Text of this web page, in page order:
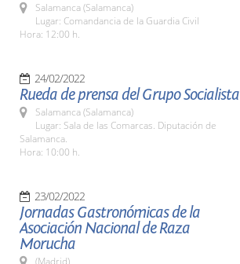
Salamanca (Salamanca)
Lugar: Comandancia de la Guardia Civil
Hora: 12:00 h.
24/02/2022
Rueda de prensa del Grupo Socialista
Salamanca (Salamanca)
Lugar: Sala de las Comarcas. Diputación de
Salamanca.
Hora: 10:00 h.
23/02/2022
Jornadas Gastronómicas de la
Asociación Nacional de Raza
Morucha
(Madrid)